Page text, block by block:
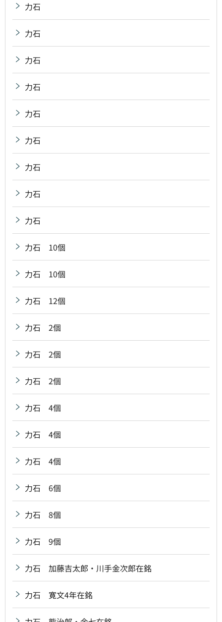
力石
力石
力石
力石
力石
力石
力石
力石
力石
力石 10個
力石 10個
力石 12個
力石 2個
力石 2個
力石 2個
力石 4個
力石 4個
力石 4個
力石 6個
力石 8個
力石 9個
力石 加藤吉太郎・川手金次郎在銘
力石 寛文4年在銘